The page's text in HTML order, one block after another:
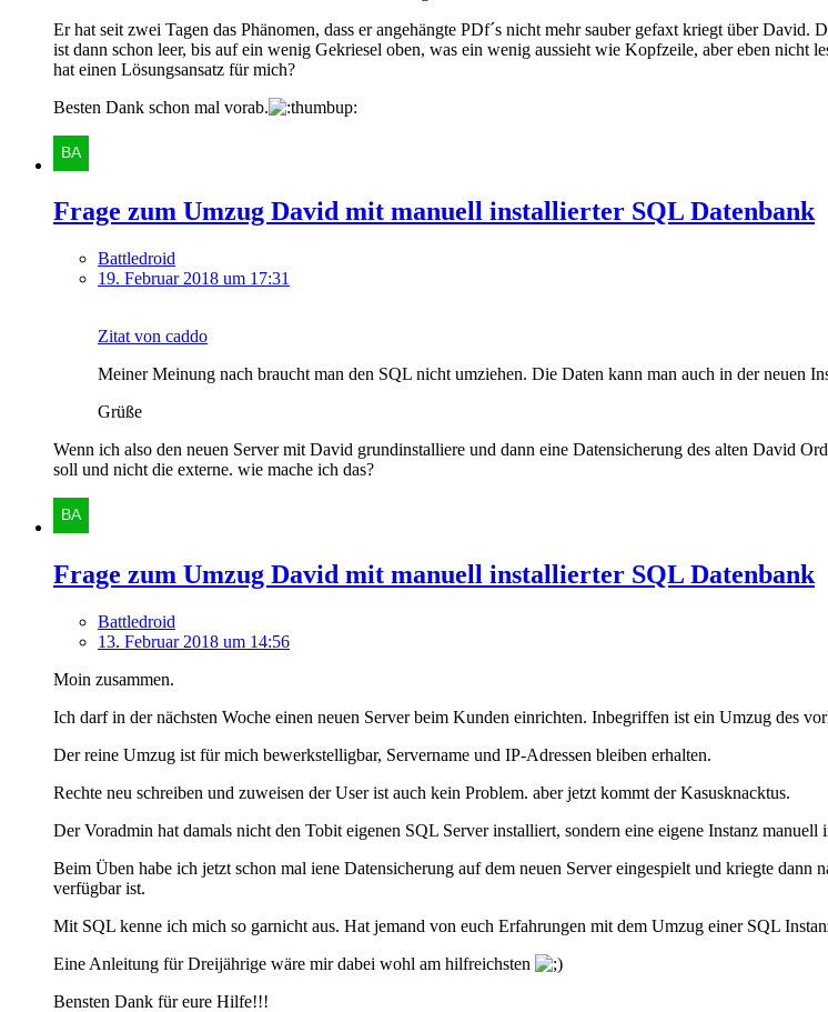
Er hat seit zwei Tagen das Phänomen, dass er angehängte PDf´s nicht mehr sauber gefaxt kriegt über
ist dann schon leer, bis auf ein wenig Gekriesel oben, was ein wenig aussieht wie Kopfzeile, aber eben nicht
hat einen Lösungsansatz für mich?
Besten Dank schon mal vorab.
Frage zum Umzug David mit manuell installierter SQL Datenbank
Battledroid
19. Februar 2018 um 17:31
Zitat von caddo
Meiner Meinung nach braucht man den SQL nicht umziehen. Die Daten kann man auch in der neuen
Grüße
Wenn ich also den neuen Server mit David grundinstalliere und dann eine Datensicherung des alten David
soll und nicht die externe. wie mache ich das?
Frage zum Umzug David mit manuell installierter SQL Datenbank
Battledroid
13. Februar 2018 um 14:56
Moin zusammen.
Ich darf in der nächsten Woche einen neuen Server beim Kunden einrichten. Inbegriffen ist ein Umzug des
Der reine Umzug ist für mich bewerkstelligbar, Servername und IP-Adressen bleiben erhalten.
Rechte neu schreiben und zuweisen der User ist auch kein Problem. aber jetzt kommt der Kasusknacktus.
Der Voradmin hat damals nicht den Tobit eigenen SQL Server installiert, sondern eine eigene Instanz manuell
Beim Üben habe ich jetzt schon mal iene Datensicherung auf dem neuen Server eingespielt und kriegte
verfügbar ist.
Mit SQL kenne ich mich so garnicht aus. Hat jemand von euch Erfahrungen mit dem Umzug einer SQL
Eine Anleitung für Dreijährige wäre mir dabei wohl am hilfreichsten
Bensten Dank für eure Hilfe!!!